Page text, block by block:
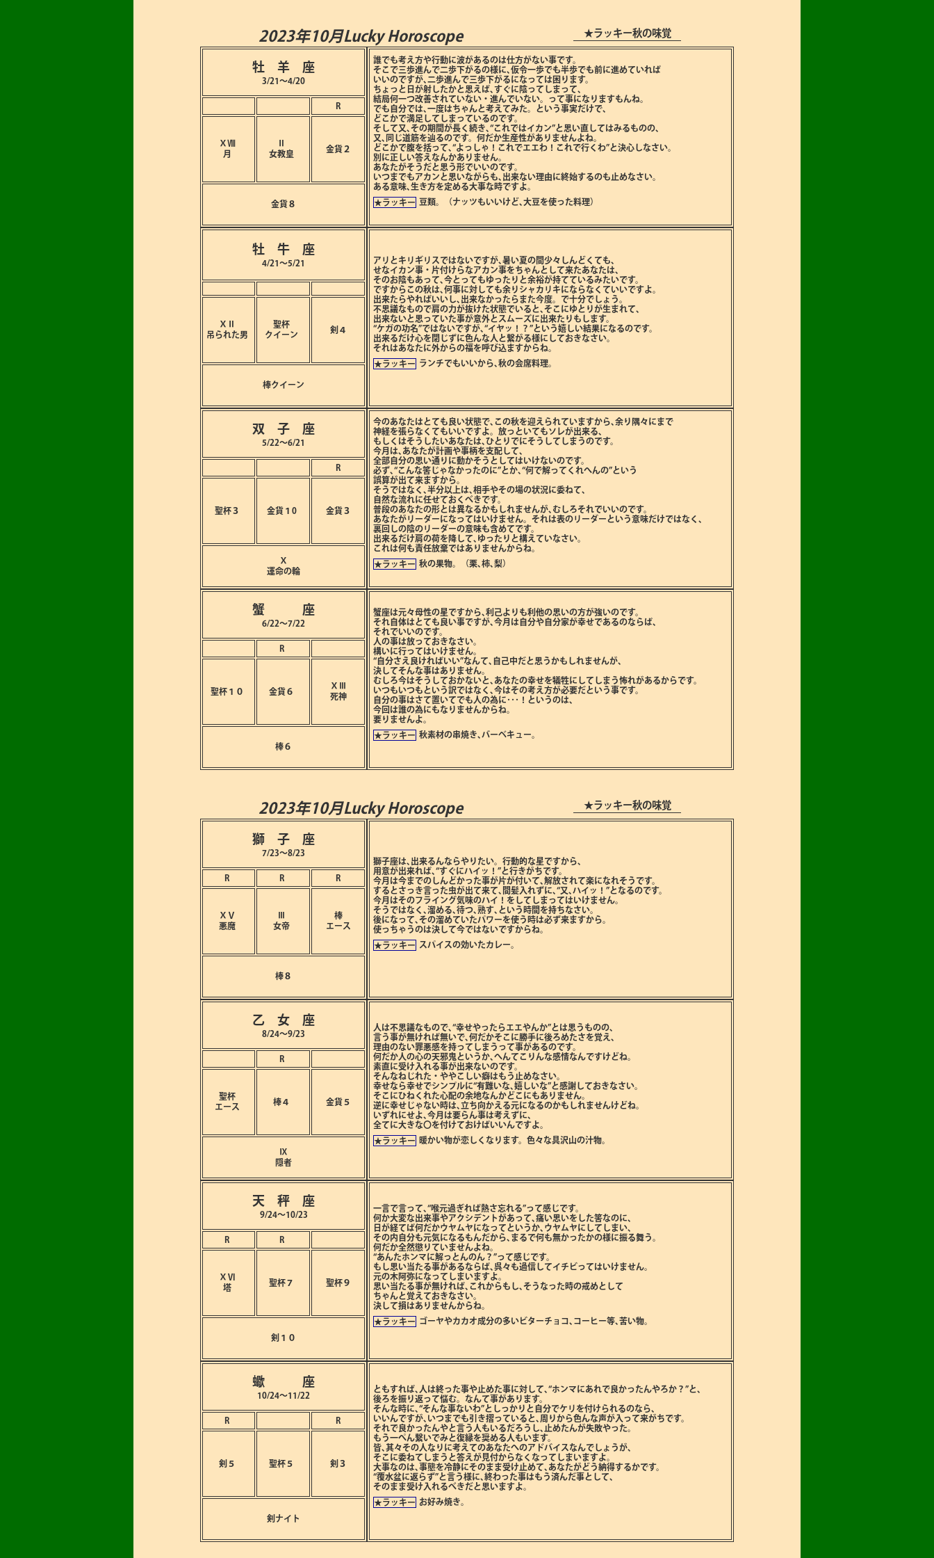
2023年10月Lucky Horoscope ★ラッキー秋の味覚
牡 羊 座
3/21～4/20
R
ⅩⅧ
月
女教皇
金貨２
金貨８
誰でも考え方や行動に波があるのは仕方がない事です。
そこで三歩進んで二歩下がるの様に､仮令一歩でも半歩でも前に進めていれば
いいのですが､二歩進んで三歩下がるになっては困ります。
ちょっと日が射したかと思えば､すぐに陰ってしまって､
結局何一つ改善されていない・進んでいない。って事になりますもんね。
でも自分では､一度はちゃんと考えてみた。という事実だけで､
どこかで満足してしまっているのです。
そして又､その期間が長く続き､“これではイカン”と思い直してはみるものの､
又､同じ道筋を辿るのです。何だか生産性がありませんよね。
どこかで腹を括って､“よっしゃ！これでエエわ！これで行くわ”と決心しなさい。
別に正しい答えなんかありません。
あなたがそうだと思う形でいいのです。
いつまでもアカンと思いながらも､出来ない理由に終始するのも止めなさい。
ある意味､生き方を定める大事な時ですよ。
★ラッキー 豆類。（ナッツもいいけど､大豆を使った料理）
牡 牛 座
4/21～5/21
ⅩⅡ
吊られた男
聖杯
クイーン
剣４
棒クイーン
アリとキリギリスではないですが､暑い夏の間少々しんどくても､
せなイカン事・片付けらなアカン事をちゃんとして来たあなたは､
そのお陰もあって､今とってもゆったりと余裕が持てているみたいです。
ですからこの秋は､何事に対しても余りシャカリキにならなくていいですよ。
出来たらやればいいし､出来なかったらまた今度。で十分でしょう。
不思議なもので肩の力が抜けた状態でいると､そこにゆとりが生まれて､
出来ないと思っていた事が意外とスムーズに出来たりもします。
“ケガの功名”ではないですが､“イヤッ！？”という嬉しい結果になるのです。
出来るだけ心を閉じずに色んな人と繋がる様にしておきなさい。
それはあなたに外からの福を呼び込ますからね。
★ラッキー ランチでもいいから､秋の会席料理。
双 子 座
5/22～6/21
R
聖杯３ 金貨１0 金貨３
Ⅹ
運命の輪
今のあなたはとても良い状態で､この秋を迎えられていますから､余り隅々にまで
神経を張らなくてもいいですよ。放っといてもソレが出来る､
もしくはそうしたいあなたは､ひとりでにそうしてしまうのです。
今月は､あなたが計画や事柄を支配して､
全部自分の思い通りに動かそうとしてはいけないのです。
必ず､“こんな筈じゃなかったのに”とか､“何で解ってくれへんの”という
誤算が出て来ますから。
そうではなく､半分以上は､相手やその場の状況に委ねて､
自然な流れに任せておくべきです。
普段のあなたの形とは異なるかもしれませんが､むしろそれでいいのです。
あなたがリーダーになってはいけません。それは表のリーダーという意味だけではなく､
裏回しの陰のリーダーの意味も含めてです。
出来るだけ肩の荷を降して､ゆったりと構えていなさい。
これは何も責任放棄ではありませんからね。
★ラッキー 秋の果物。（栗､柿､梨）
蟹 座
6/22～7/22
R
聖杯１０ 金貨６
ⅩⅢ
死神
棒６
蟹座は元々母性の星ですから､利己よりも利他の思いの方が強いのです。
それ自体はとても良い事ですが､今月は自分や自分家が幸せであるのならば､
それでいいのです。
人の事は放っておきなさい。
構いに行ってはいけません。
“自分さえ良ければいい”なんて､自己中だと思うかもしれませんが､
決してそんな事はありません。
むしろ今はそうしておかないと､あなたの幸せを犠牲にしてしまう怖れがあるからです。
いつもいつもという訳ではなく､今はその考え方が必要だという事です。
自分の事はさて置いてでも人の為に･･･！というのは､
今回は誰の為にもなりませんからね。
要りませんよ。
★ラッキー 秋素材の串焼き､バーベキュー。
2023年10月Lucky Horoscope ★ラッキー秋の味覚
獅 子 座
7/23～8/23
R R R
ⅩⅤ
悪魔
女帝
棒
エース
棒８
獅子座は､出来るんならやりたい。行動的な星ですから､
用意が出来れば､“すぐにハイッ！”と行きがちです。
今月は今までのしんどかった事が片が付いて､解放されて楽になれそうです。
するとさっき言った虫が出て来て､間髪入れずに､“又､ハイッ！”となるのです。
今月はそのフライング気味のハイ！をしてしまってはいけません。
そうではなく､溜める､待つ､熟す､という時間を持ちなさい。
後になって､その溜めていたパワーを使う時は必ず来ますから。
使っちゃうのは決して今ではないですからね。
★ラッキー
スパイスの効いたカレー。
乙 女 座
8/24～9/23
R
聖杯
エース
棒４ 金貨５
Ⅸ
隠者
人は不思議なもので､“幸せやったらエエやんか”とは思うものの､
言う事が無ければ無いで､何だかそこに勝手に後ろめたさを覚え､
理由のない罪悪感を持ってしまうって事があるのです。
何だか人の心の天邪鬼というか､へんてこりんな感情なんですけどね。
素直に受け入れる事が出来ないのです。
そんなねじれた・ややこしい癖はもう止めなさい。
幸せなら幸せでシンプルに“有難いな､嬉しいな”と感謝しておきなさい。
そこにひねくれた心配の余地なんかどこにもありません。
逆に幸せじゃない時は､立ち向かえる元になるのかもしれませんけどね。
いずれにせよ､今月は要らん事は考えずに､
全てに大きな〇を付けておけばいいんですよ。
★ラッキー
暖かい物が恋しくなります。色々な具沢山の汁物。
天 秤 座
9/24～10/23
R R
ⅩⅥ
塔
聖杯７ 聖杯９
剣１０
一言で言って､“喉元過ぎれば熱さ忘れる”って感じです。
何か大変な出来事やアクシデントがあって､痛い思いをした筈なのに､
日が経てば何だかウヤムヤになってというか､ウヤムヤにしてしまい､
その内自分も元気になるもんだから､まるで何も無かったかの様に振る舞う。
何だか全然懲りていませんよね。
“あんたホンマに解っとんのん？”って感じです。
もし思い当たる事があるならば､呉々も過信してイチビってはいけません。
元の木阿弥になってしまいますよ。
思い当たる事が無ければ､これからもし､そうなった時の戒めとして
ちゃんと覚えておきなさい。
決して損はありませんからね。
★ラッキー ゴーヤやカカオ成分の多いビターチョコ､コーヒー等､苦い物。
蠍 座
10/24～11/22
R R
剣５ 聖杯５ 剣３
剣ナイト
ともすれば､人は終った事や止めた事に対して､“ホンマにあれで良かったんやろか？”と､
後ろを振り返って悩む。なんて事があります。
そんな時に､“そんな事ないわ”としっかりと自分でケリを付けられるのなら､
いいんですが､いつまでも引き摺っていると､周りから色んな声が入って来がちです。
それで良かったんやと言う人もいるだろうし､止めたんが失敗やった。
もう一ぺん繋いでみと復縁を奨める人もいます。
皆､其々その人なりに考えてのあなたへのアドバイスなんでしょうが､
そこに委ねてしまうと答えが見付からなくなってしまいますよ。
大事なのは､事態を冷静にそのまま受け止めて､あなたがどう納得するかです。
“覆水盆に返らず”と言う様に､終わった事はもう済んだ事として､
そのまま受け入れるべきだと思いますよ。
★ラッキー お好み焼き。